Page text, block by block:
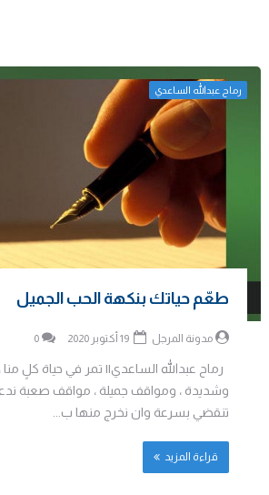
رماح عبدالله الساعدي
طعّم حياتك بنكهة الحب الجميل
مدونة المرجل 0
رماح عبدالله الساعدي|| تمر في حياة كلٍ
وشديدة ، ومواقف جميلة ، مواقف صعبة
تنقضي بسرعة وان نخرج منها ب...
قراءة المزيد